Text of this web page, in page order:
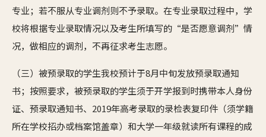
专业；若不服从专业调剂则不予录取。在专业录取过程中，学
校将根据专业录取情况以及考生所填写的“是否愿意调剂”情
况，做相应的调剂，不再征求考生志愿。
（三）被预录取的学生我校预计于8月中旬发放预录取通知
书；按照要求，被预录取的学生须于开学报到时携带本人身份
证、预录取通知书、2019年高考录取的录检表复印件（须学籍
所在学校招办或档案馆盖章）和大学一年级就读所有课程的成